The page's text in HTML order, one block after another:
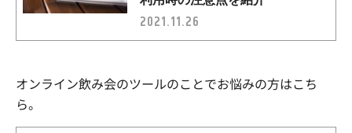
オンライン飲み会のツールのことでお悩みの方はこち
ら。